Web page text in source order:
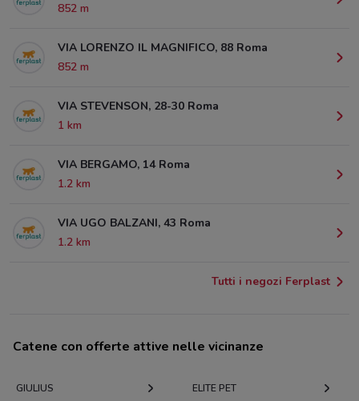
852 m
VIA LORENZO IL MAGNIFICO, 88 Roma
852 m
VIA STEVENSON, 28-30 Roma
1 km
VIA BERGAMO, 14 Roma
1.2 km
VIA UGO BALZANI, 43 Roma
1.2 km
Tutti i negozi Ferplast
Catene con offerte attive nelle vicinanze
GIULIUS ELITE PET